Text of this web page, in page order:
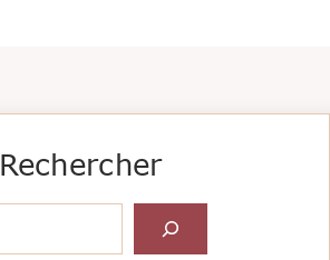
Rechercher